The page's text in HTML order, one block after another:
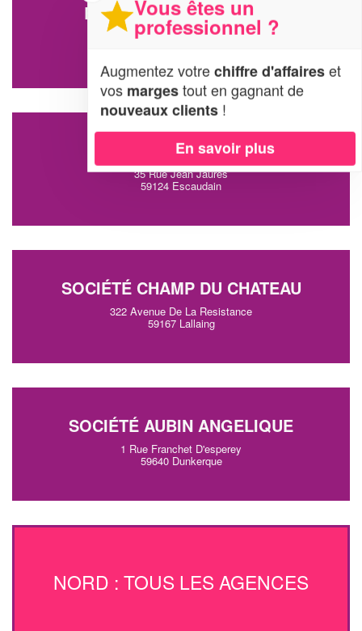
ENTREPRISE TOI ET MOI
55 Rue De La Paix
SARL NATURE’L
35 Rue Jean Jaures
59124 Escaudain
SOCIÉTÉ CHAMP DU CHATEAU
322 Avenue De La Resistance
59167 Lallaing
SOCIÉTÉ AUBIN ANGELIQUE
1 Rue Franchet D'esperey
59640 Dunkerque
NORD : TOUS LES AGENCES
Vous êtes un
professionnel ?
Augmentez votrechiffre d'affaireset
vos margestout en gagnant de
nouveaux clients !
En savoir plus